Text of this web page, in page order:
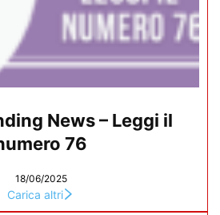
News – Leggi il
76
18/06/2025
Carica altri